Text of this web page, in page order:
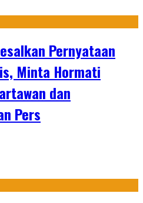
Pernyataan
Minta Hormati
dan
Pers